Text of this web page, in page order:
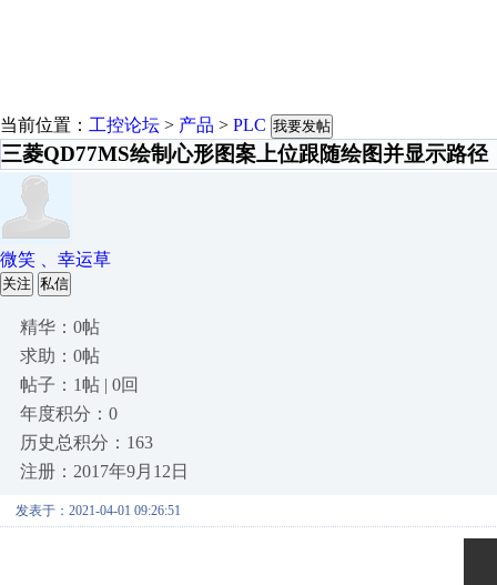
当前位置： 工控论坛 > 产品 > PLC 我要发帖
三菱QD77MS绘制心形图案上位跟随绘图并显示路径
微笑 、幸运草
关注 私信
精华：0帖
求助：0帖
帖子：1帖 | 0回
年度积分：0
历史总积分：163
注册：2017年9月12日
发表于：2021-04-01 09:26:51